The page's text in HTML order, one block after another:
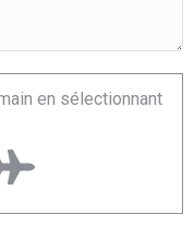
en sélectionnant